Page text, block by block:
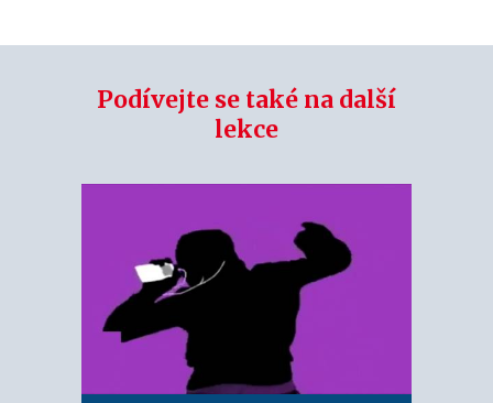
Podívejte se také na další
lekce